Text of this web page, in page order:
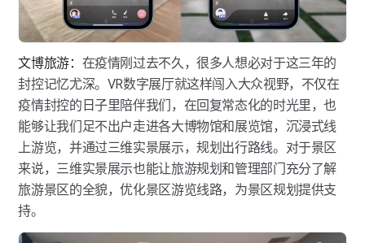
文博旅游： 在疫情刚过去不久，很多人想必对于这三年的
封控记忆尤深。VR数字展厅就这样闯入大众视野，不仅在
疫情封控的日子里陪伴我们，在回复常态化的时光里，也
能够让我们足不出户走进各大博物馆和展览馆，沉浸式线
上游览，并通过三维实景展示，规划出行路线。对于景区
来说，三维实景展示也能让旅游规划和管理部⻔充分了解
旅游景区的全貌，优化景区游览线路，为景区规划提供支
持。